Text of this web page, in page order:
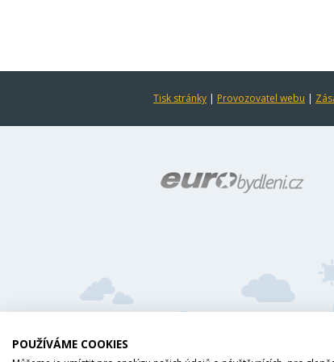
Tisk stránky | Provozovatel webu |
POUŽÍVÁME COOKIES